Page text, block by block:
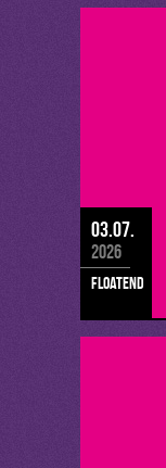
03.07.
2026
floatend